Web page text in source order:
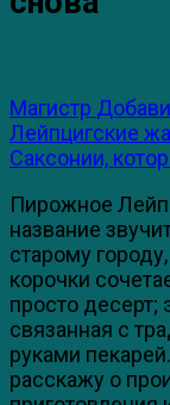
Магистр
Лейпцигские
Саксонии,
Пирожное
название
старому
корочки
просто десерт;
связанная с
руками
расскажу о